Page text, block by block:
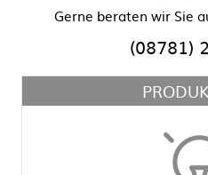
Gerne beraten wir Sie
(08781)